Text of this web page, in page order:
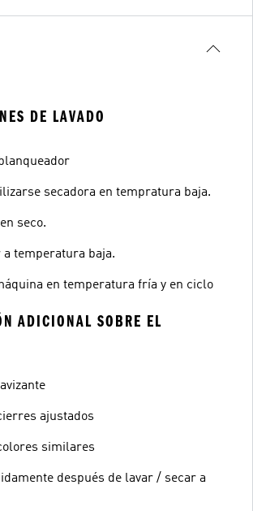
DE LAVADO
secadora en tempratura baja.
seco.
a temperatura baja.
en temperatura fría y en ciclo
ADICIONAL SOBRE EL
ajustados
similares
después de lavar / secar a